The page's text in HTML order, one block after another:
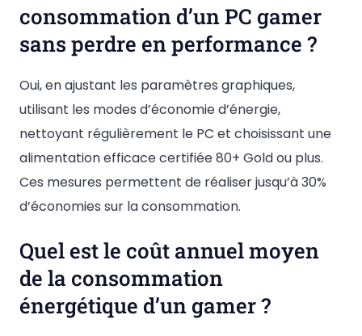
consommation d’un PC gamer
sans perdre en performance ?
Oui, en ajustant les paramètres graphiques,
utilisant les modes d’économie d’énergie,
nettoyant régulièrement le PC et choisissant une
alimentation efficace certifiée 80+ Gold ou plus.
Ces mesures permettent de réaliser jusqu’à 30%
d’économies sur la consommation.
Quel est le coût annuel moyen
de la consommation
énergétique d’un gamer ?